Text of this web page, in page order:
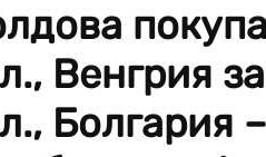
Венгрия
Болгария